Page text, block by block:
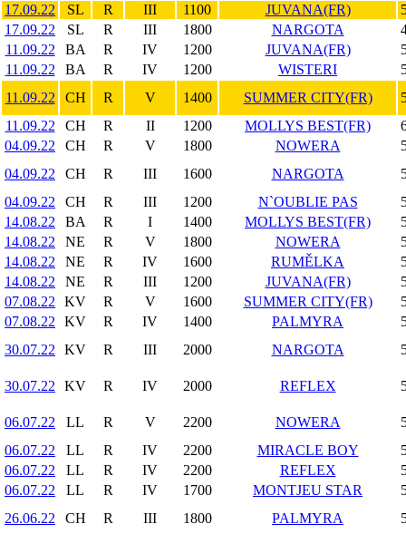
17.09.22
SL R III 1100 JUVANA(FR)
17.09.22
SL R III 1800 NARGOTA
11.09.22
BA R IV 1200 JUVANA(FR)
11.09.22
BA R IV 1200 WISTERI
11.09.22
CH R V 1400 SUMMER CITY(FR)
11.09.22
CH R II 1200 MOLLYS BEST(FR)
04.09.22
CH R V 1800 NOWERA
04.09.22
CH R III 1600 NARGOTA
04.09.22
CH R III 1200 N`OUBLIE PAS
14.08.22
BA R I 1400 MOLLYS BEST(FR)
14.08.22
NE R V 1800 NOWERA
14.08.22
NE R IV 1600 RUMĚLKA
14.08.22
NE R III 1200 JUVANA(FR)
07.08.22
KV R V 1600 SUMMER CITY(FR)
07.08.22
KV R IV 1400 PALMYRA
30.07.22
KV R III 2000 NARGOTA
30.07.22 KV R IV 2000 REFLEX
06.07.22 LL R V 2200 NOWERA
06.07.22
LL R IV 2200 MIRACLE BOY
06.07.22
LL R IV 2200 REFLEX
06.07.22
LL R IV 1700 MONTJEU STAR
26.06.22
CH R III 1800 PALMYRA